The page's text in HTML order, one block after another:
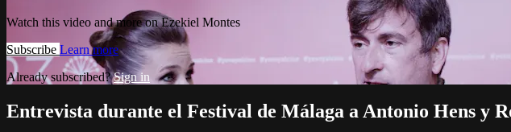
Watch this video and more on Ezekiel Montes
Subscribe Learn more
Already subscribed?Sign in
Entrevista durante el Festival de Málaga a Antonio Hens y